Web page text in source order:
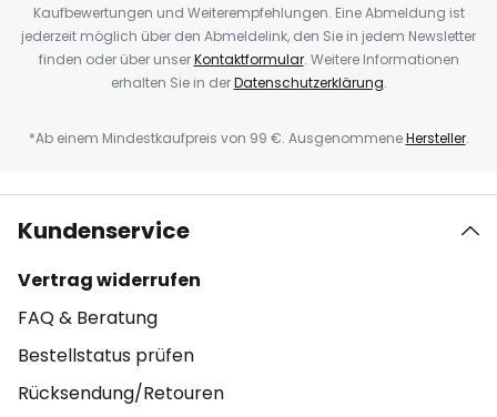
Kaufbewertungen und Weiterempfehlungen. Eine Abmeldung ist
jederzeit möglich über den Abmeldelink, den Sie in jedem Newsletter
finden oder über unserKontaktformular. Weitere Informationen
erhalten Sie in derDatenschutzerklärung.
*Ab einem Mindestkaufpreis von 99 €. AusgenommeneHersteller.
Kundenservice
Vertrag widerrufen
FAQ & Beratung
Bestellstatus prüfen
Rücksendung/Retouren